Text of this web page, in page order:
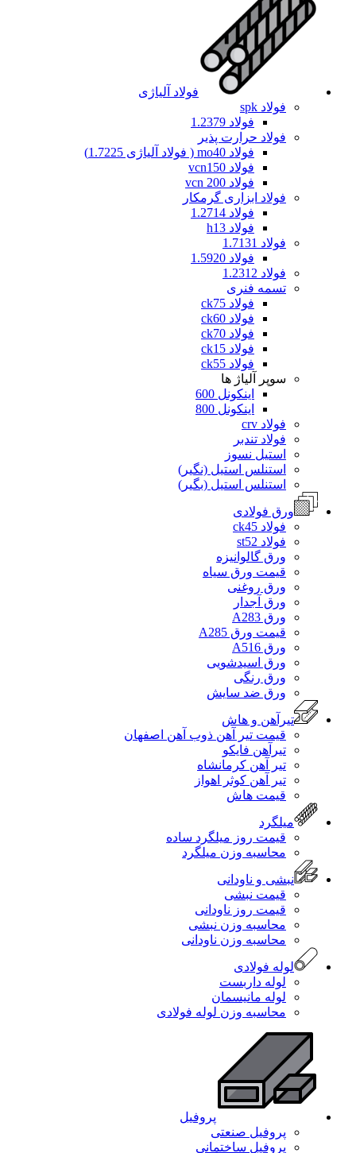
فولاد آلیاژی
فولاد spk
فولاد 1.2379
فولاد حرارت پذیر
فولاد mo40 ( فولاد آلیاژی 1.7225)
فولاد vcn150
فولاد vcn 200
فولاد ابزاری گرمکار
فولاد 1.2714
فولاد h13
فولاد 1.7131
فولاد 1.5920
فولاد 1.2312
تسمه فنری
فولاد ck75
فولاد ck60
فولاد ck70
فولاد ck15
فولاد ck55
سوپر آلیاژ ها
اینکونل 600
اینکونل 800
فولاد crv
فولاد تندبر
استیل نسوز
استنلس استیل (نگیر)
استنلس استیل (بگیر)
ورق فولادی
فولاد ck45
فولاد st52
ورق گالوانیزه
قیمت ورق سیاه
ورق روغنی
ورق آجدار
ورق A283
قیمت ورق A285
ورق A516
ورق اسیدشویی
ورق رنگی
ورق ضد سایش
تیرآهن و هاش
قیمت تیر آهن ذوب آهن اصفهان
تیرآهن فایکو
تیر آهن کرمانشاه
تیر آهن کوثر اهواز
قیمت هاش
میلگرد
قیمت روز میلگرد ساده
محاسبه وزن میلگرد
نبشی و ناودانی
قیمت نبشی
قیمت روز ناودانی
محاسبه وزن نبشی
محاسبه وزن ناودانی
لوله فولادی
لوله داربست
لوله مانیسمان
محاسبه وزن لوله فولادی
پروفیل
پروفیل صنعتی
پروفیل ساختمانی